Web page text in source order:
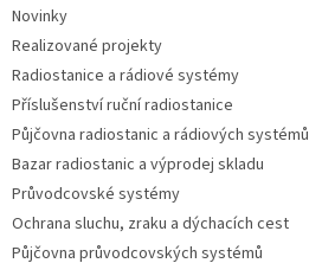
Novinky
Realizované projekty
Radiostanice a rádiové systémy
Příslušenství ruční radiostanice
Půjčovna radiostanic a rádiových systémů
Bazar radiostanic a výprodej skladu
Průvodcovské systémy
Ochrana sluchu, zraku a dýchacích cest
Půjčovna průvodcovských systémů